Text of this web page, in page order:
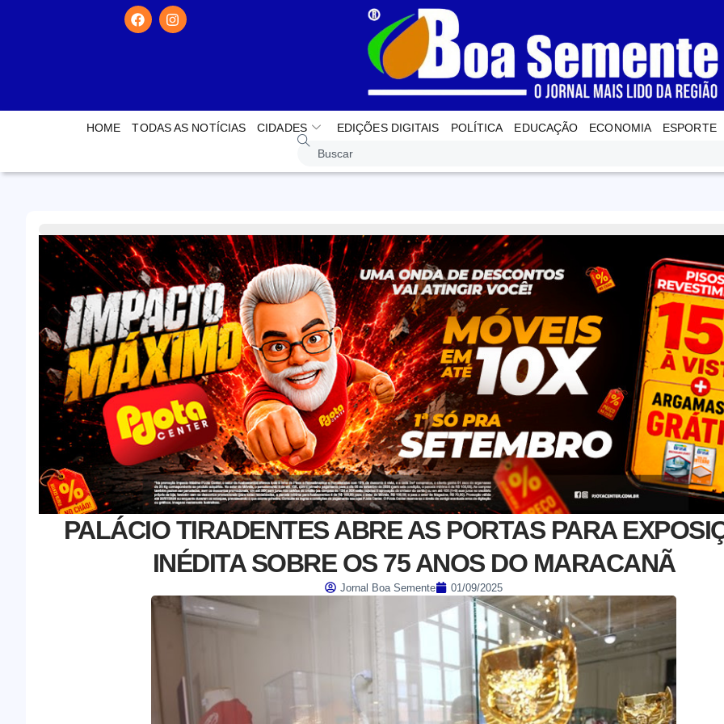
HOME TODAS AS NOTÍCIAS CIDADES EDIÇÕES DIGITAIS POLÍTICA EDUCAÇÃO ECONOMIA ESPORTE
PALÁCIO TIRADENTES ABRE AS PORTAS PARA
INÉDITA SOBRE OS 75 ANOS DO MARACANÃ
Jornal Boa Semente 01/09/2025